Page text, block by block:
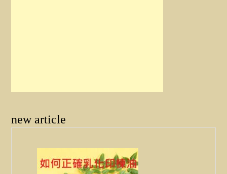
new article